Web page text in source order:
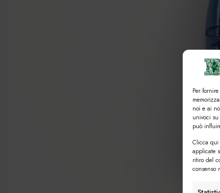
Per
noi e ai
univoci
può
Clicca qui
applicate
ritiro del
consenso